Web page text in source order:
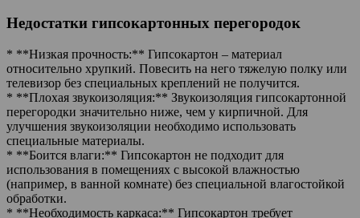
Недостатки гипсокартонных перегородок
* **Низкая прочность:** Гипсокартон – материал
относительно хрупкий. Повесить на него тяжелую полку или
телевизор без специальных креплений не получится.
* **Плохая звукоизоляция:** Звукоизоляция гипсокартонной
перегородки значительно ниже, чем у кирпичной. Для
улучшения звукоизоляции необходимо использовать
специальные материалы.
* **Боится влаги:** Гипсокартон не подходит для
использования в помещениях с высокой влажностью
(например, в ванной комнате) без специальной влагостойкой
обработки.
* **Необходимость каркаса:** Гипсокартон требует